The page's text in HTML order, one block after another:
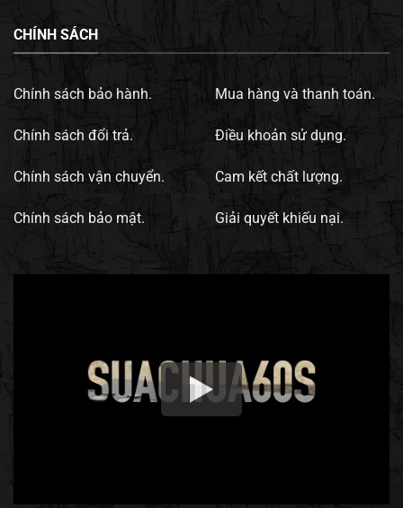
CHÍNH SÁCH
Chính sách bảo hành.
Chính sách đổi trả.
Chính sách vận chuyển.
Chính sách bảo mật.
Mua hàng và thanh toán.
Điều khoản sử dụng.
Cam kết chất lượng.
Giải quyết khiếu nại.